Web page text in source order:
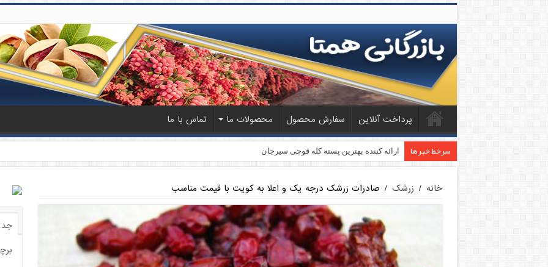
پرداخت آنلاین سفارش محصول محصولات ما تماس با ما
سرخط خبرها بازار فروش پسته فندقی اعلا
خانه / زرشک / صادرات زرشک درجه یک و اعلا به کویت با قیمت مناسب